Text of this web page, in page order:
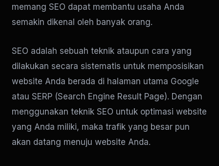
memang SEO dapat membantu usaha Anda
semakin dikenal oleh banyak orang.
SEO adalah sebuah teknik ataupun cara yang
dilakukan secara sistematis untuk memposisikan
website Anda berada di halaman utama Google
atau SERP (Search Engine Result Page). Dengan
menggunakan teknik SEO untuk optimasi website
yang Anda miliki, maka trafik yang besar pun
akan datang menuju website Anda.